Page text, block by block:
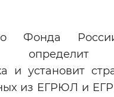
Фонда
определит
и установит
из ЕГРЮЛ и